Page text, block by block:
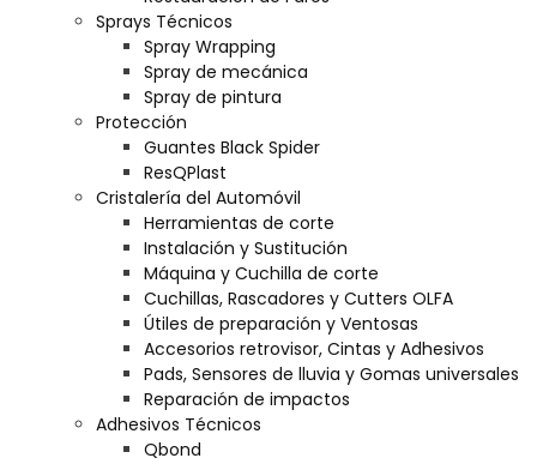
Sprays Técnicos
Spray Wrapping
Spray de mecánica
Spray de pintura
Protección
Guantes Black Spider
ResQPlast
Cristalería del Automóvil
Herramientas de corte
Instalación y Sustitución
Máquina y Cuchilla de corte
Cuchillas, Rascadores y Cutters OLFA
Útiles de preparación y Ventosas
Accesorios retrovisor, Cintas y Adhesivos
Pads, Sensores de lluvia y Gomas universales
Reparación de impactos
Adhesivos Técnicos
Qbond